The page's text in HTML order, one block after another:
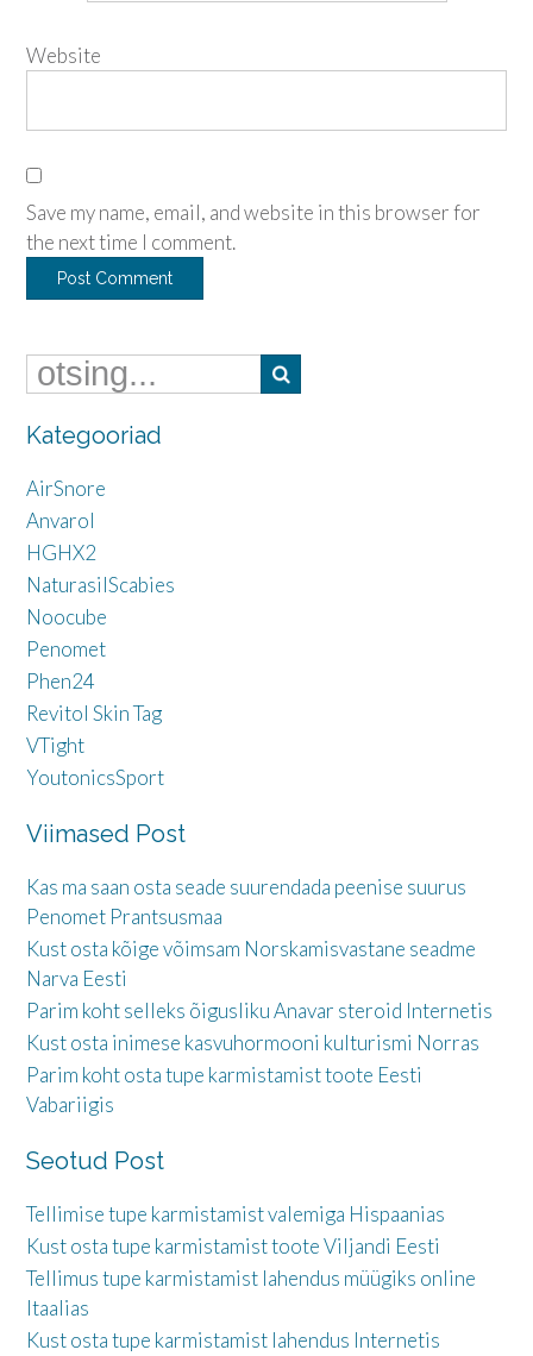
Website
Save my name, email, and website in this browser for
the next time I comment.
Kategooriad
AirSnore
Anvarol
HGHX2
NaturasilScabies
Noocube
Penomet
Phen24
Revitol Skin Tag
VTight
YoutonicsSport
Viimased Post
Kas ma saan osta seade suurendada peenise suurus
Penomet Prantsusmaa
Kust osta kõige võimsam Norskamisvastane seadme
Narva Eesti
Parim koht selleks õigusliku Anavar steroid Internetis
Kust osta inimese kasvuhormooni kulturismi Norras
Parim koht osta tupe karmistamist toote Eesti
Vabariigis
Seotud Post
Tellimise tupe karmistamist valemiga Hispaanias
Kust osta tupe karmistamist toote Viljandi Eesti
Tellimus tupe karmistamist lahendus müügiks online
Itaalias
Kust osta tupe karmistamist lahendus Internetis